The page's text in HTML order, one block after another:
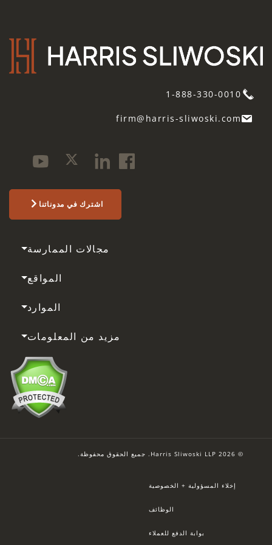
1-888-330-0010
firm@harris-sliwoski.com
اشترك في مدوناتنا
مجالات الممارسة
المواقع
الموارد
مزيد من المعلومات
© 2026 Harris Sliwoski LLP. جميع الحقوق محفوظة.
إخلاء المسؤولية + الخصوصية
الوظائف
بوابة الدفع للعملاء